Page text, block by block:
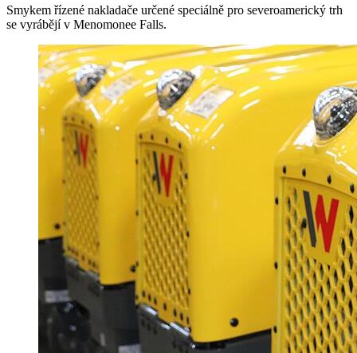
Smykem řízené nakladače určené speciálně pro severoamerický trh
se vyrábějí v Menomonee Falls.